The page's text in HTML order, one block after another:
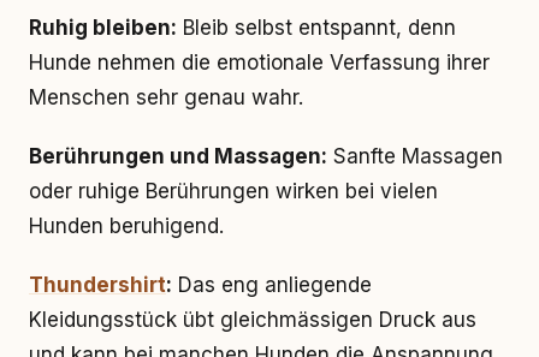
Ruhig bleiben: Bleib selbst entspannt, denn
Hunde nehmen die emotionale Verfassung ihrer
Menschen sehr genau wahr.
Berührungen und Massagen: Sanfte Massagen
oder ruhige Berührungen wirken bei vielen
Hunden beruhigend.
Thundershirt: Das eng anliegende
Kleidungsstück übt gleichmässigen Druck aus